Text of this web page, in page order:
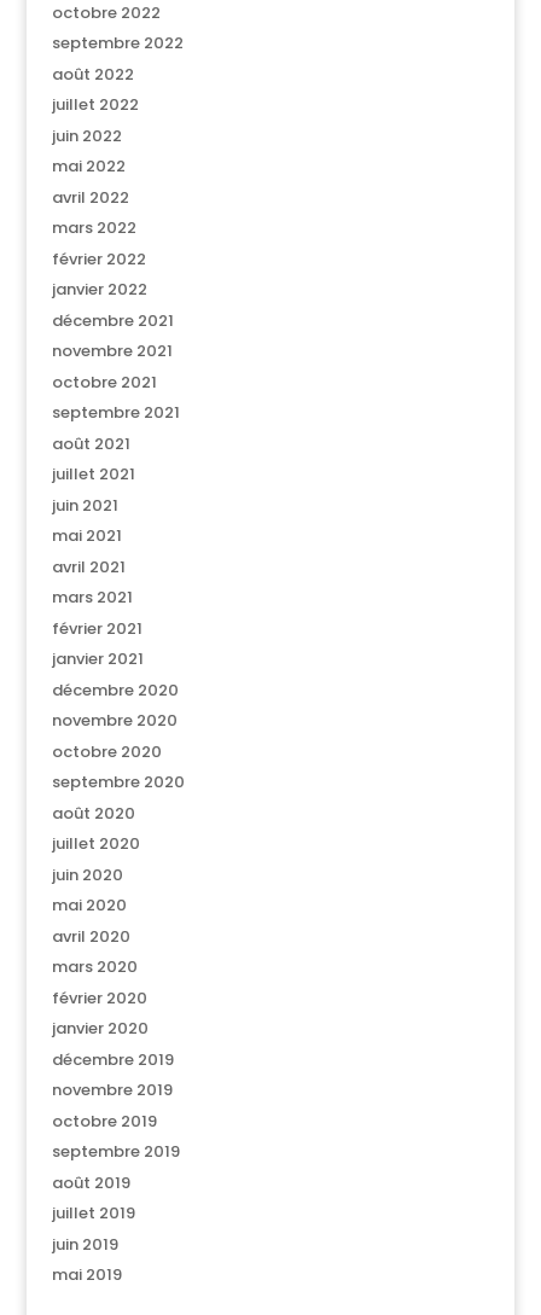
octobre 2022
septembre 2022
août 2022
juillet 2022
juin 2022
mai 2022
avril 2022
mars 2022
février 2022
janvier 2022
décembre 2021
novembre 2021
octobre 2021
septembre 2021
août 2021
juillet 2021
juin 2021
mai 2021
avril 2021
mars 2021
février 2021
janvier 2021
décembre 2020
novembre 2020
octobre 2020
septembre 2020
août 2020
juillet 2020
juin 2020
mai 2020
avril 2020
mars 2020
février 2020
janvier 2020
décembre 2019
novembre 2019
octobre 2019
septembre 2019
août 2019
juillet 2019
juin 2019
mai 2019